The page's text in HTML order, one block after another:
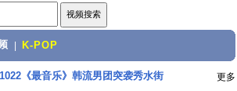
K-POP
《最音乐》韩流男团突袭秀水街 更多